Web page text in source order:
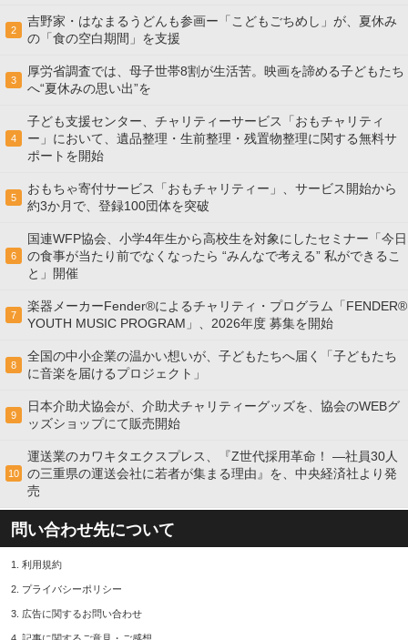
2
吉野家・はなまるうどんも参画ー「こどもごちめし」が、夏休み
の「食の空白期間」を支援
3
厚労省調査では、母子世帯8割が生活苦。映画を諦める子どもたち
へ“夏休みの思い出”を
4
子ども支援センター、チャリティーサービス「おもチャリティ
ー」において、遺品整理・生前整理・残置物整理に関する無料サ
ポートを開始
5
おもちゃ寄付サービス「おもチャリティー」、サービス開始から
約3か月で、登録100団体を突破
6
国連WFP協会、小学4年生から高校生を対象にしたセミナー「今日
の食事が当たり前でなくなったら “みんなで考える” 私ができるこ
と」開催
7
楽器メーカーFender®によるチャリティ・プログラム「FENDER®︎
YOUTH MUSIC PROGRAM」、2026年度 募集を開始
8
全国の中小企業の温かい想いが、子どもたちへ届く「子どもたち
に音楽を届けるプロジェクト」
9
日本介助犬協会が、介助犬チャリティーグッズを、協会のWEBグ
ッズショップにて販売開始
10
運送業のカワキタエクスプレス、『Z世代採用革命！ ―社員30人
の三重県の運送会社に若者が集まる理由』を、中央経済社より発
売
問い合わせ先について
1. 利用規約
2. プライバシーポリシー
3. 広告に関するお問い合わせ